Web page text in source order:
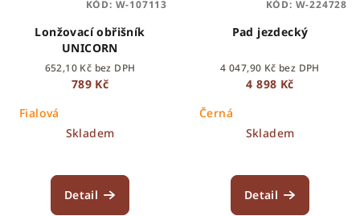
Lonžovací obřišník
UNICORN
652,10 Kč bez DPH
789 Kč
Fialová
Skladem
Detail
KÓD: W-107113
Pad jezdecký
4 047,90 Kč bez DPH
4 898 Kč
Černá
Skladem
Detail
KÓD: W-224728